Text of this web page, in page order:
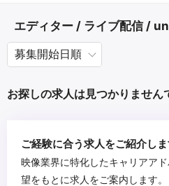
エディター / ライブ配信 /
お探しの求人は見つかりません
ご経験に合う求人をご紹介しま
映像業界に特化したキャリアア
望をもとに求人をご案内します。